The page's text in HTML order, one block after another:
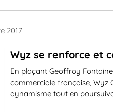
2017
Wyz se renforce et
En plaçant Geoffroy
commerciale française, Wyz
dynamisme tout en